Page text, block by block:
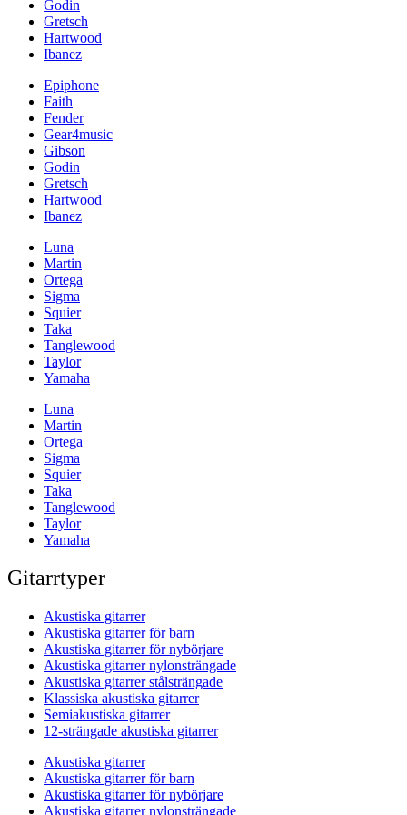
Godin
Gretsch
Hartwood
Ibanez
Epiphone
Faith
Fender
Gear4music
Gibson
Godin
Gretsch
Hartwood
Ibanez
Luna
Martin
Ortega
Sigma
Squier
Taka
Tanglewood
Taylor
Yamaha
Luna
Martin
Ortega
Sigma
Squier
Taka
Tanglewood
Taylor
Yamaha
Gitarrtyper
Akustiska gitarrer
Akustiska gitarrer för barn
Akustiska gitarrer för nybörjare
Akustiska gitarrer nylonsträngade
Akustiska gitarrer stålsträngade
Klassiska akustiska gitarrer
Semiakustiska gitarrer
12-strängade akustiska gitarrer
Akustiska gitarrer
Akustiska gitarrer för barn
Akustiska gitarrer för nybörjare
Akustiska gitarrer nylonsträngade